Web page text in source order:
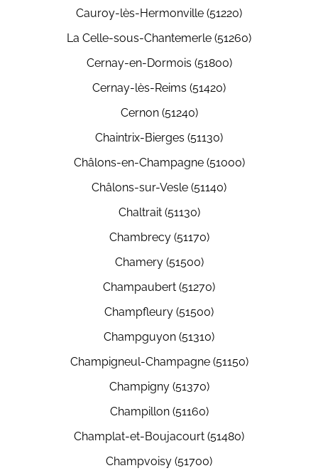
Cauroy-lès-Hermonville (51220)
La Celle-sous-Chantemerle (51260)
Cernay-en-Dormois (51800)
Cernay-lès-Reims (51420)
Cernon (51240)
Chaintrix-Bierges (51130)
Châlons-en-Champagne (51000)
Châlons-sur-Vesle (51140)
Chaltrait (51130)
Chambrecy (51170)
Chamery (51500)
Champaubert (51270)
Champfleury (51500)
Champguyon (51310)
Champigneul-Champagne (51150)
Champigny (51370)
Champillon (51160)
Champlat-et-Boujacourt (51480)
Champvoisy (51700)